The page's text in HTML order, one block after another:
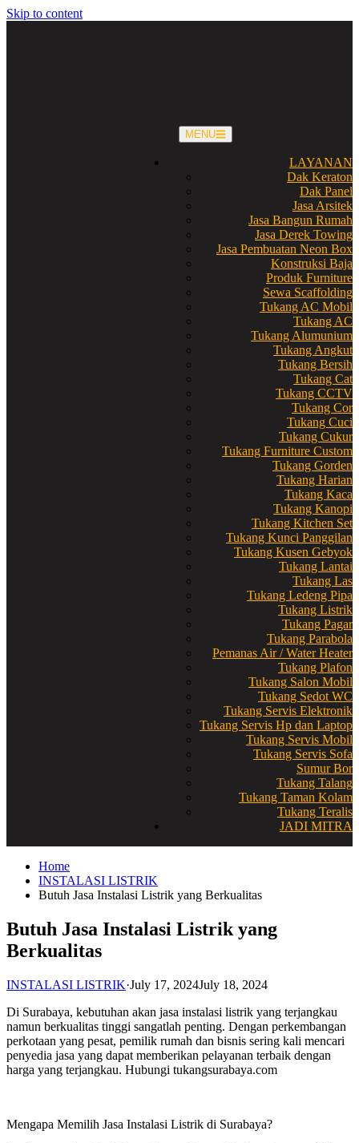
Skip to content
MENU
LAYANAN
Dak Keraton
Dak Panel
Jasa Arsitek
Jasa Bangun Rumah
Jasa Derek Towing
Jasa Pembuatan Neon Box
Konstruksi Baja
Produk Furniture
Sewa Scaffolding
Tukang AC Mobil
Tukang AC
Tukang Alumunium
Tukang Angkut
Tukang Bersih
Tukang Cat
Tukang CCTV
Tukang Cor
Tukang Cuci
Tukang Cukur
Tukang Furniture Custom
Tukang Gorden
Tukang Harian
Tukang Kaca
Tukang Kanopi
Tukang Kitchen Set
Tukang Kunci Panggilan
Tukang Kusen Gebyok
Tukang Lantai
Tukang Las
Tukang Ledeng Pipa
Tukang Listrik
Tukang Pagar
Tukang Parabola
Pemanas Air / Water Heater
Tukang Plafon
Tukang Salon Mobil
Tukang Sedot WC
Tukang Servis Elektronik
Tukang Servis Hp dan Laptop
Tukang Servis Mobil
Tukang Servis Sofa
Sumur Bor
Tukang Talang
Tukang Taman Kolam
Tukang Teralis
JADI MITRA
Home
INSTALASI LISTRIK
Butuh Jasa Instalasi Listrik yang Berkualitas
Butuh Jasa Instalasi Listrik yang
Berkualitas
INSTALASI LISTRIK·July 17, 2024July 18, 2024
Di Surabaya, kebutuhan akan jasa instalasi listrik yang terjangkau
namun berkualitas tinggi sangatlah penting. Dengan perkembangan
perkotaan yang pesat, pemilik rumah dan bisnis sering kali mencari
penyedia jasa yang dapat memberikan pelayanan terbaik dengan
harga yang terjangkau. Hubungi tukangsurabaya.com
Mengapa Memilih Jasa Instalasi Listrik di Surabaya?